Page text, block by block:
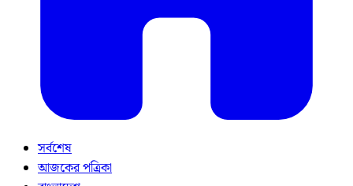
সর্বশেষ
আজকের পত্রিকা